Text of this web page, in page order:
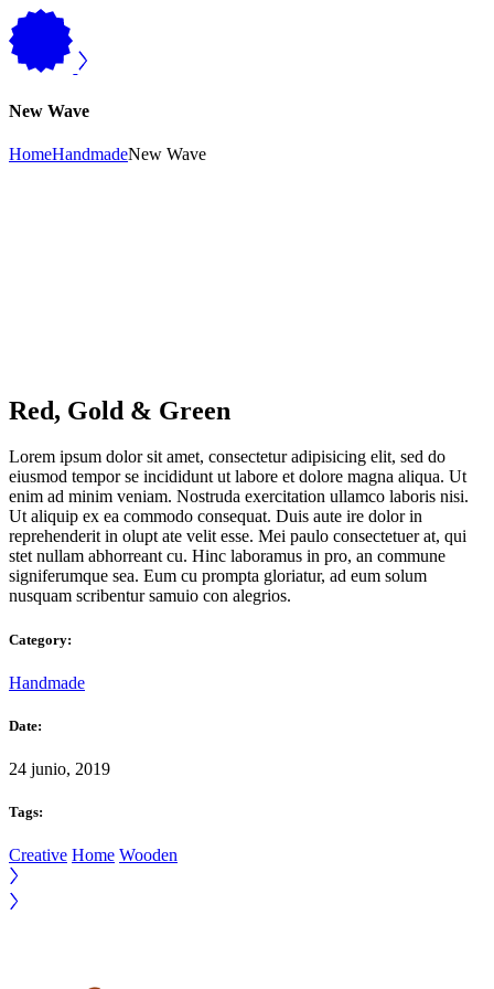
New Wave
HomeHandmadeNew Wave
Red, Gold & Green
Lorem ipsum dolor sit amet, consectetur adipisicing elit, sed do
eiusmod tempor se incididunt ut labore et dolore magna aliqua. Ut
enim ad minim veniam. Nostruda exercitation ullamco laboris nisi.
Ut aliquip ex ea commodo consequat. Duis aute ire dolor in
reprehenderit in olupt ate velit esse. Mei paulo consectetuer at, qui
stet nullam abhorreant cu. Hinc laboramus in pro, an commune
signiferumque sea. Eum cu prompta gloriatur, ad eum solum
nusquam scribentur samuio con alegrios.
Category:
Handmade
Date:
24 junio, 2019
Tags:
Creative Home Wooden